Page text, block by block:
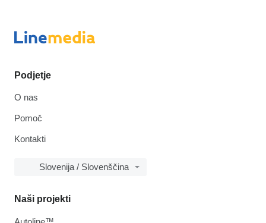
Podjetje
O nas
Pomoč
Kontakti
Slovenija / Slovenščina
Naši projekti